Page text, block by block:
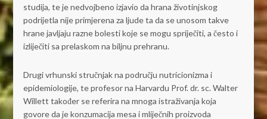
studija, te je nedvojbeno izjavio da hrana životinjskog
podrijetla nije primjerena za ljude ta da se unosom takve
hrane javljaju razne bolesti koje se mogu spriječiti, a često i
izliječiti sa prelaskom na biljnu prehranu.
Drugi vrhunski stručnjak na području nutricionizma i
epidemiologije, te profesor na Harvardu Prof. dr. sc. Walter
Willett također se referira na mnoga istraživanja koja
govore da je konzumacija mesa i mliječnih proizvoda